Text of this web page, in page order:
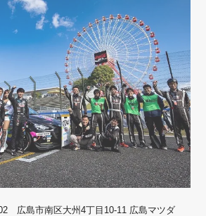
広島市南区大州4丁目10-11 広島マツダ